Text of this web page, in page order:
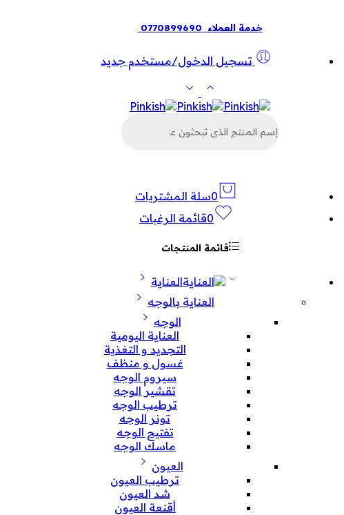
خدمة العملاء 0770899690
تسجيل الدخول/مستخدم جديد
عن
0سلة المشتريات
0قائمة الرغبات
قائمة المنتجات
العناية
العناية بالوجه
الوجه
العناية اليومية
التجديد و التغذية
غسول و منظف
سيروم الوجه
تقشير الوجه
ترطيب الوجه
تونر الوجه
تفتيح الوجه
ماسك الوجه
العيون
ترطيب العيون
شد العيون
أقنعة العيون